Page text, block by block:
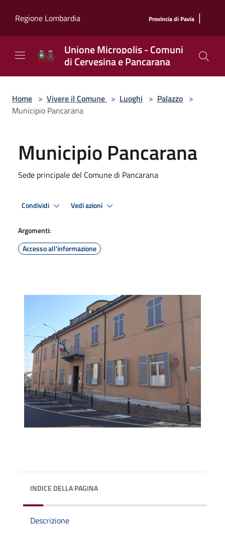
Regione Lombardia
Provincia di Pavia |
Unione Micropolis - Comuni
di Cervesina e Pancarana
Home > Vivere il Comune > Luoghi > Palazzo >
Municipio Pancarana
Municipio Pancarana
Sede principale del Comune di Pancarana
Condividi Vedi azioni
Argomenti:
Accesso all'informazione
INDICE DELLA PAGINA
Descrizione